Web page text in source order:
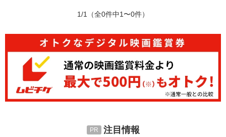
1/1 （全0件中1〜0件）
注目情報